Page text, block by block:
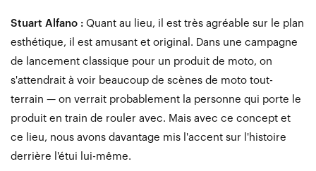
Stuart Alfano : Quant au lieu, il est très agréable sur le plan
esthétique, il est amusant et original. Dans une campagne
de lancement classique pour un produit de moto, on
s'attendrait à voir beaucoup de scènes de moto tout-
terrain — on verrait probablement la personne qui porte le
produit en train de rouler avec. Mais avec ce concept et
ce lieu, nous avons davantage mis l'accent sur l'histoire
derrière l'étui lui-même.